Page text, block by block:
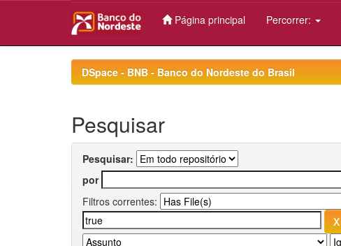
Página principal Percorrer:
DSpace - BNB - Banco do Nordeste do Brasil
Pesquisar
Pesquisar:
por
Filtros correntes: